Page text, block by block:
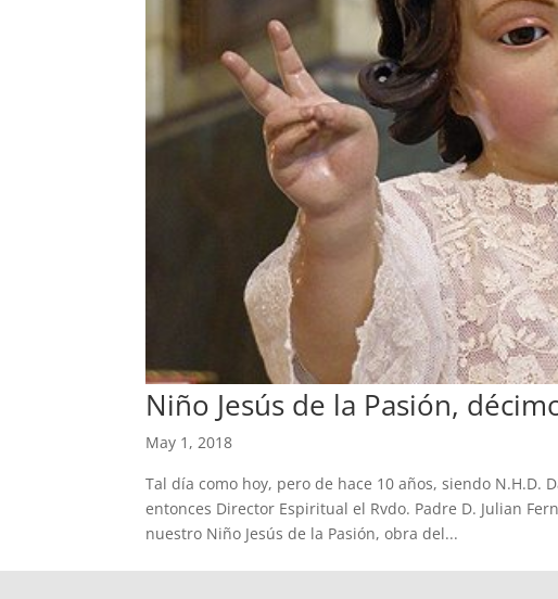
Niño Jesús de la Pasión,
May 1, 2018
Tal día como hoy, pero de hace 10 años, siendo N.H.D.
entonces Director Espiritual el Rvdo. Padre D. Julian
nuestro Niño Jesús de la Pasión, obra del...